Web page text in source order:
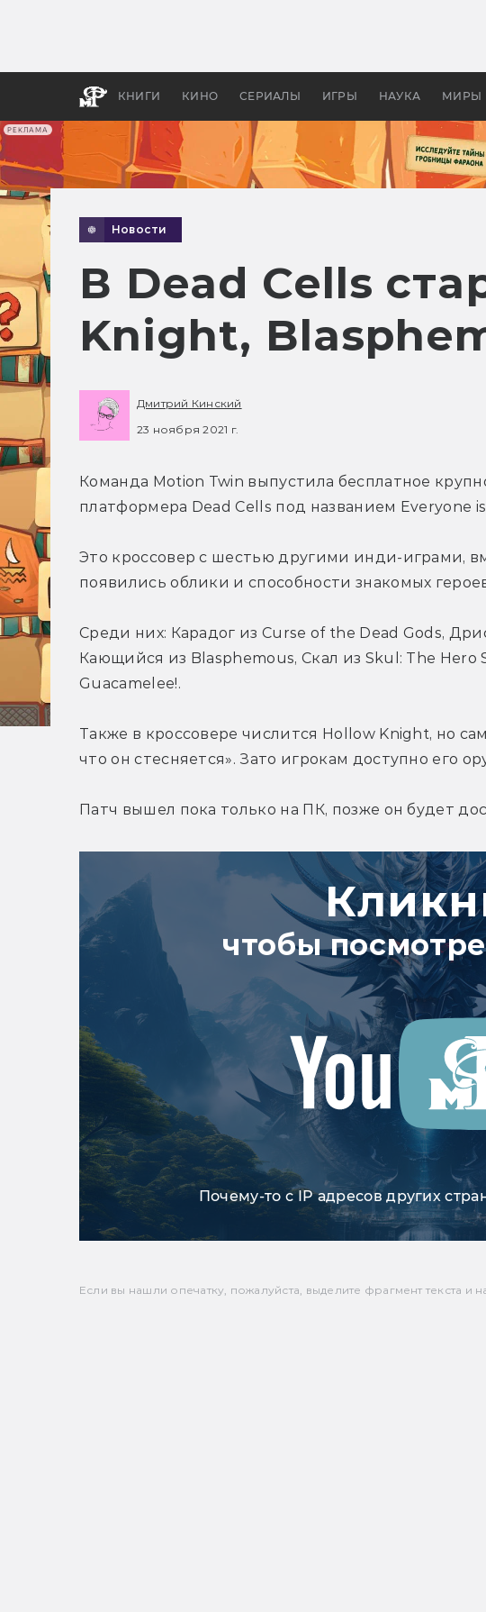
РЕКЛАМА
КНИГИ КИНО СЕРИАЛЫ ИГРЫ НАУКА МИРЫ
апокалипсис, в
Новости
В Dead Cells
Knight,
Дмитрий Кинский
23 ноября 2021 г.
Команда Motion Twin выпустила бесплатное
платформера Dead Cells под названием Everyone
Это кроссовер с шестью другими инди-играми,
появились облики и способности знакомых
Среди них: Карадог из Curse of the Dead Gods,
Кающийся из Blasphemous, Скал из Skul: The Hero
Guacamelee!.
Также в кроссовере числится Hollow Knight, но
что он стесняется». Зато игрокам доступно его
Патч вышел пока только на ПК, позже он будет
чтобы
Почему-то с IP адресов других
Если вы нашли опечатку, пожалуйста, выделите фрагмент текста и